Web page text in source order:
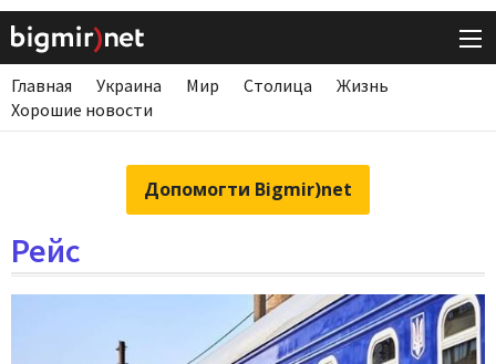
Главная Украина Мир Столица
Жизнь
Хорошие новости
Допомогти Bigmir)net
Рейс